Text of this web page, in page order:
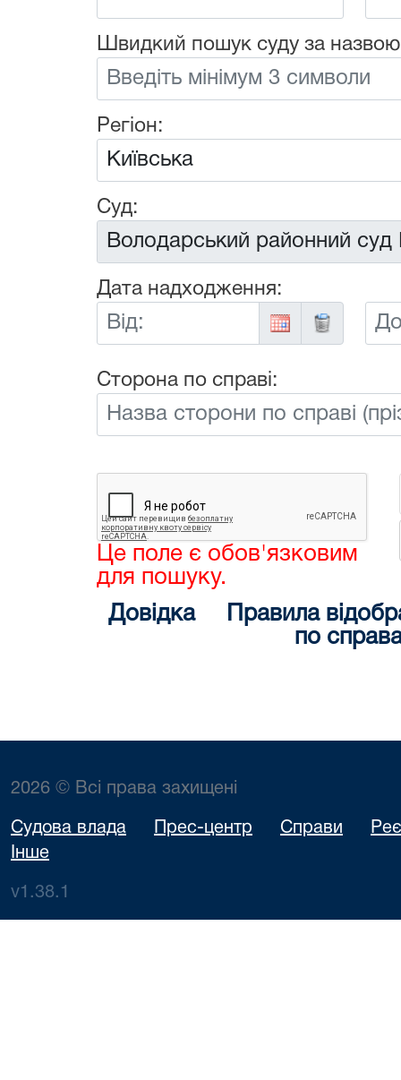
Швидкий пошук суду за
Регіон:
Суд:
Дата надходження:
Від:
До:
Сторона по справі:
Це поле є обов'язковим
для пошуку.
Довідка
Правила
по
2026 © Всі права захищені
Судова влада Прес-центр Справи
Інше
v1.38.1